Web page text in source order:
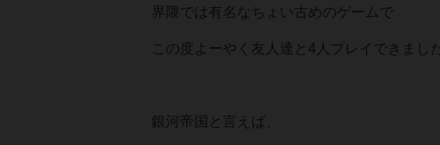
界隈では有名なちょい古めのゲームで
この度よーやく友人達と4人プレイできました
銀河帝国と言えば、